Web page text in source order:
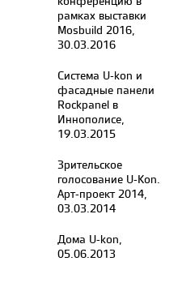
рамках выставки
Mosbuild 2016,
30.03.2016
Система U-kon и
фасадные панели
Rockpanel в
Иннополисе,
19.03.2015
Зрительское
голосование U-Kon.
Арт-проект 2014,
03.03.2014
Дома U-kon,
05.06.2013